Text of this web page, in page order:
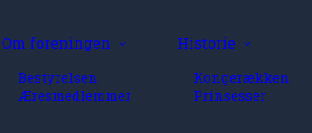
Om foreningen
Bestyrelsen
Æresmedlemmer
Historie
Kongerækken
Prinsesser